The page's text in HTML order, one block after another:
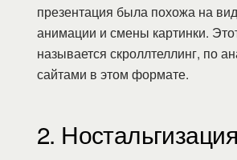
презентация была похожа на
анимации и смены картинки.
называется скроллтеллинг, по
сайтами в этом формате.
2. Ностальгизация